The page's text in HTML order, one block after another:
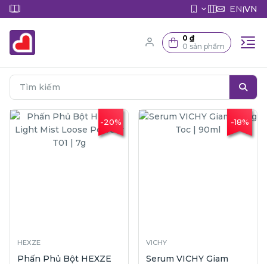
EN|VN
0 ₫
0 sản phẩm
-20%
HEXZE
Phấn Phủ Bột HEXZE
-18%
VICHY
Serum VICHY Giam